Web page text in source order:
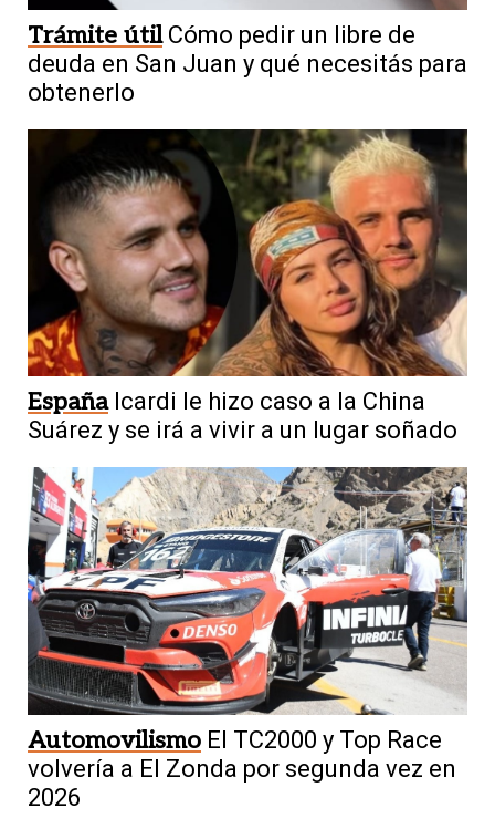
Trámite útil Cómo pedir un libre de
deuda en San Juan y qué necesitás para
obtenerlo
España Icardi le hizo caso a la China
Suárez y se irá a vivir a un lugar soñado
Automovilismo El TC2000 y Top Race
volvería a El Zonda por segunda vez en
2026